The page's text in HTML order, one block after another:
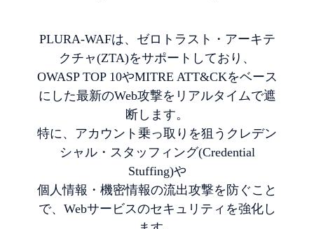
PLURA-WAFは、ゼロトラスト・アーキテ
クチャ(ZTA)をサポートしており、
OWASP TOP 10やMITRE ATT&CKをベース
にした最新のWeb攻撃をリアルタイムで遮
断します。
特に、アカウント乗っ取りを狙うクレデン
シャル・スタッフィング(Credential
Stuffing)や
個人情報・機密情報の流出攻撃を防ぐこと
で、Webサービスのセキュリティを強化し